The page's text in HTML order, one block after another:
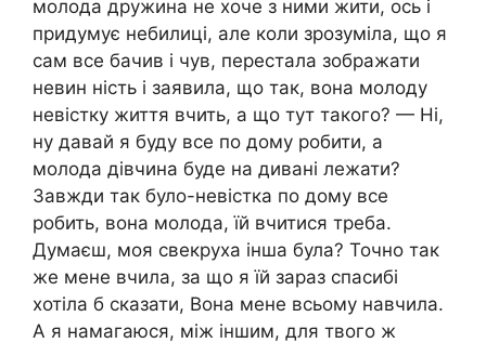
молода дружина не хоче з ними жити, ось і
придумує небилиці, але коли зрозуміла, що я
сам все бачив і чув, перестала зображати
невин ність і заявила, що так, вона молоду
невістку життя вчить, а що тут такого? — Ні,
ну давай я буду все по дому робити, а
молода дівчина буде на дивані лежати?
Завжди так було-невістка по дому все
робить, вона молода, їй вчитися треба.
Думаєш, моя свекруха інша була? Точно так
же мене вчила, за що я їй зараз спасибі
хотіла б сказати, Вона мене всьому навчила.
А я намагаюся, між іншим, для твого ж